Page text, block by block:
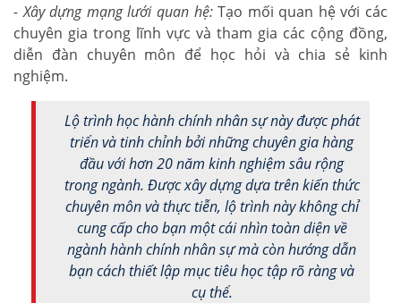
- Xây dựng mạng lưới quan hệ:Tạo mối quan hệ với các
chuyên gia trong lĩnh vực và tham gia các cộng đồng,
diễn đàn chuyên môn để học hỏi và chia sẻ kinh
nghiệm.
Lộ trình học hành chính nhân sự này được phát
triển và tinh chỉnh bởi những chuyên gia hàng
đầu với hơn 20 năm kinh nghiệm sâu rộng
trong ngành. Được xây dựng dựa trên kiến thức
chuyên môn và thực tiễn, lộ trình này không chỉ
cung cấp cho bạn một cái nhìn toàn diện về
ngành hành chính nhân sự mà còn hướng dẫn
bạn cách thiết lập mục tiêu học tập rõ ràng và
cụ thể.